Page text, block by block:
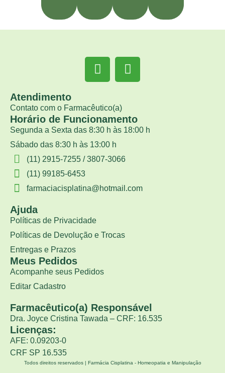
Atendimento
Contato com o Farmacêutico(a)
Horário de Funcionamento
Segunda a Sexta das 8:30 h às 18:00 h
Sábado das 8:30 h às 13:00 h
(11) 2915-7255 / 3807-3066
(11) 99185-6453
farmaciacisplatina@hotmail.com
Ajuda
Políticas de Privacidade
Políticas de Devolução e Trocas
Entregas e Prazos
Meus Pedidos
Acompanhe seus Pedidos
Editar Cadastro
Farmacêutico(a) Responsável
Dra. Joyce Cristina Tawada – CRF: 16.535
Licenças:
AFE: 0.09203-0
CRF SP 16.535
Todos direitos reservados | Farmácia Cisplatina - Homeopatia e Manipulação